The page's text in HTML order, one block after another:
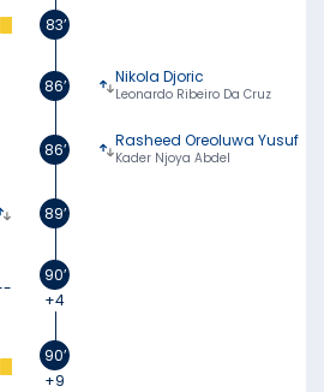
83’
86’ Nikola Djoric
Leonardo Ribeiro Da Cruz
86’ Rasheed Oreoluwa Yusuf
Kader Njoya Abdel
89’
90’
+4
90’
+9